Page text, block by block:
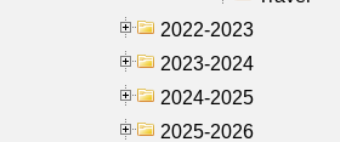
2022-2023
2023-2024
2024-2025
2025-2026